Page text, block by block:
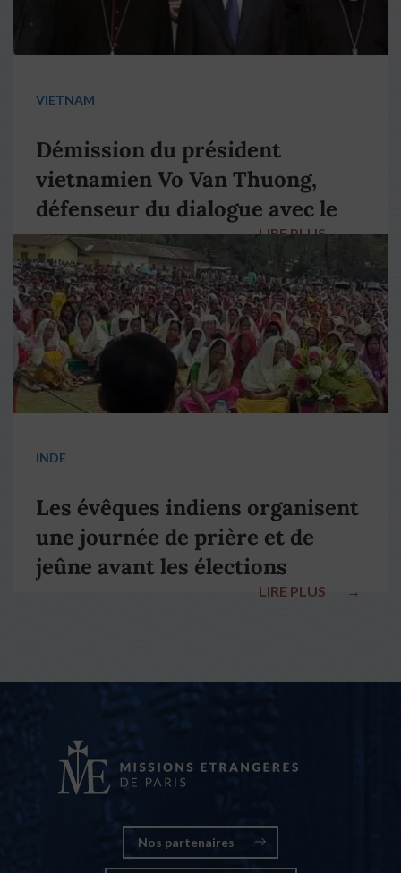
VIETNAM
Démission du président
vietnamien Vo Van Thuong,
défenseur du dialogue avec le
pape François
LIRE PLUS →
INDE
Les évêques indiens organisent
une journée de prière et de
jeûne avant les élections
LIRE PLUS →
Nos partenaires